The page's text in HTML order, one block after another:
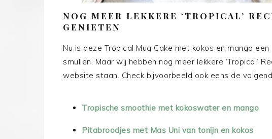
NOG MEER LEKKERE ‘TROPICAL’
GENIETEN
Nu is deze Tropical Mug Cake met kokos en mango
smullen. Maar wij hebben nog meer lekkere ‘Tropical’
website staan. Check bijvoorbeeld ook eens de
Tropische smoothie met kokoswater en mango
Pitabroodjes met Mas Uni van tonijn en kokos